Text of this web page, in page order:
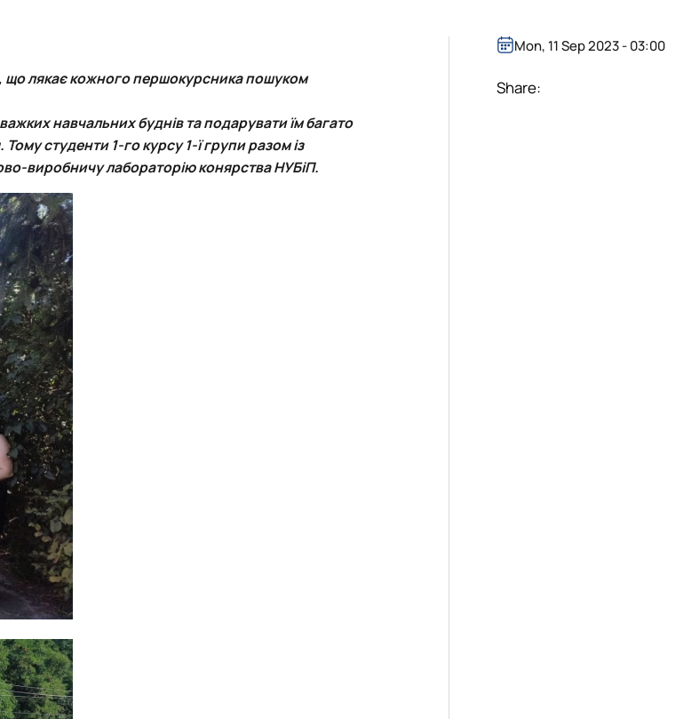
що лякає кожного першокурсника пошуком
навчальних буднів та подарувати їм багато
студенти 1-го курсу 1-ї групи разом із
виробничу лабораторію конярства НУБіП.
Mon, 11 Sep 2023 - 03:00
Share: